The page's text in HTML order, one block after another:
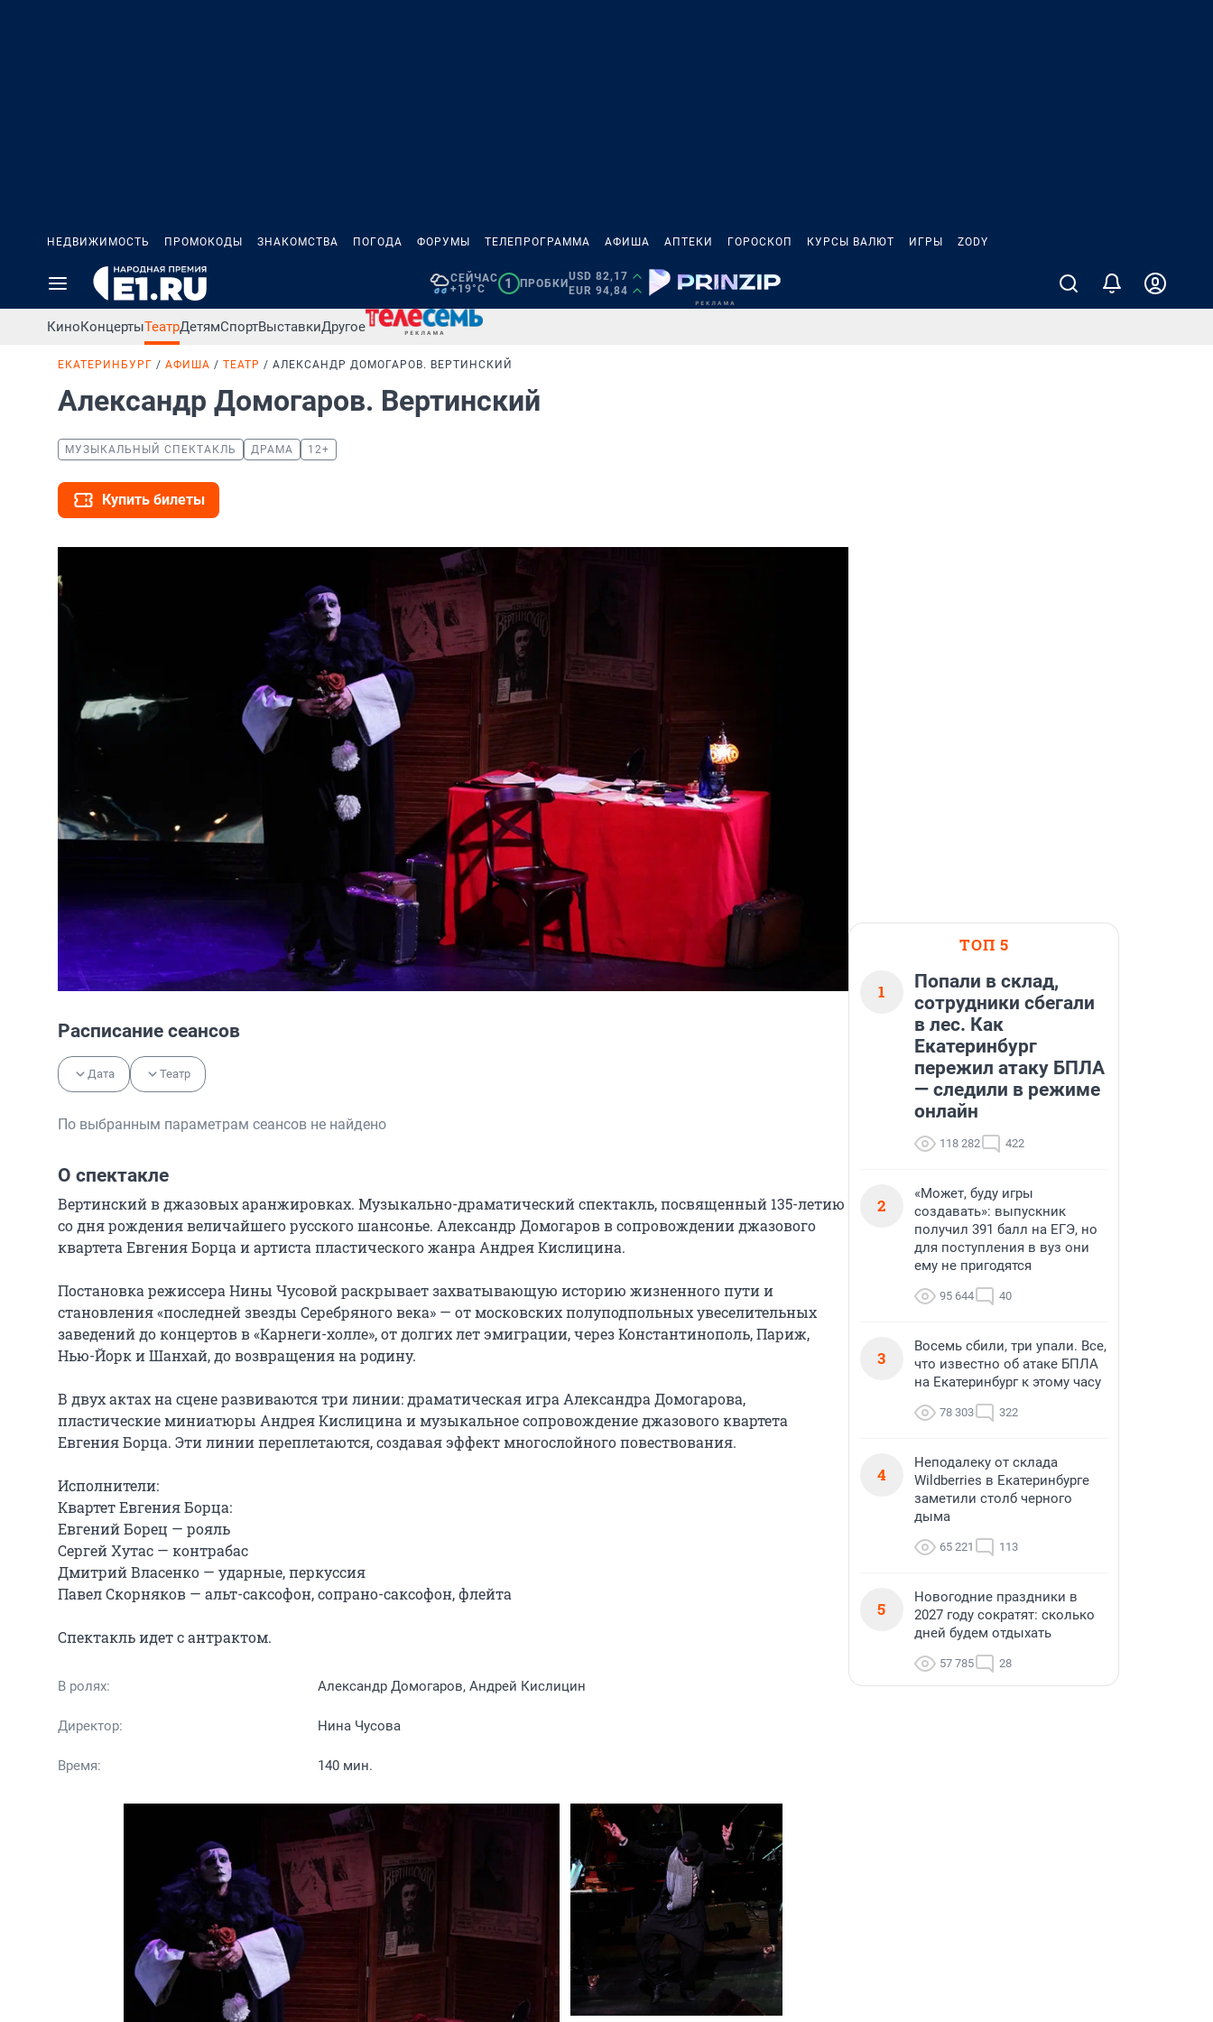
НЕДВИЖИМОСТЬ ПРОМОКОДЫ ЗНАКОМСТВА ПОГОДА ФОРУМЫ ТЕЛЕПРОГРАММА АФИША АПТЕКИ ГОРОСКОП КУРСЫ ВАЛЮТ ИГРЫ ZODY
СЕЙЧАС
+19°C
1 ПРОБКИ
USD 82,17
EUR 94,84
КиноКонцертыТеатрДетямСпортВыставкиДругое
ЕКАТЕРИНБУРГ АФИША ТЕАТР АЛЕКСАНДР ДОМОГАРОВ. ВЕРТИНСКИЙ
Александр Домогаров. Вертинский
МУЗЫКАЛЬНЫЙ СПЕКТАКЛЬ ДРАМА 12+
Купить билеты
Расписание сеансов
Дата Театр
По выбранным параметрам сеансов не найдено
О спектакле
Вертинский в джазовых аранжировках. Музыкально-драматический спектакль, посвященный 135-летию
со дня рождения величайшего русского шансонье. Александр Домогаров в сопровождении джазового
квартета Евгения Борца и артиста пластического жанра Андрея Кислицина.
Постановка режиссера Нины Чусовой раскрывает захватывающую историю жизненного пути и
становления «последней звезды Серебряного века» — от московских полуподпольных увеселительных
заведений до концертов в «Карнеги-холле», от долгих лет эмиграции, через Константинополь, Париж,
Нью-Йорк и Шанхай, до возвращения на родину.
В двух актах на сцене развиваются три линии: драматическая игра Александра Домогарова,
пластические миниатюры Андрея Кислицина и музыкальное сопровождение джазового квартета
Евгения Борца. Эти линии переплетаются, создавая эффект многослойного повествования.
Исполнители:
Квартет Евгения Борца:
Евгений Борец — рояль
Сергей Хутас — контрабас
Дмитрий Власенко — ударные, перкуссия
Павел Скорняков — альт-саксофон, сопрано-саксофон, флейта
Спектакль идет с антрактом.
В ролях: Александр Домогаров, Андрей Кислицин
Директор: Нина Чусова
Время: 140 мин.
ТОП 5
1
Попали в склад,
сотрудники сбегали
в лес. Как
Екатеринбург
пережил атаку БПЛА
— следили в режиме
онлайн
118 282 422
2
«Может, буду игры
создавать»: выпускник
получил 391 балл на ЕГЭ, но
для поступления в вуз они
ему не пригодятся
95 644 40
3
Восемь сбили, три упали. Все,
что известно об атаке БПЛА
на Екатеринбург к этому часу
78 303 322
4
Неподалеку от склада
Wildberries в Екатеринбурге
заметили столб черного
дыма
65 221 113
5
Новогодние праздники в
2027 году сократят: сколько
дней будем отдыхать
57 785 28